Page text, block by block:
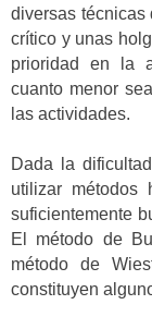
diversas técnicas
crítico y unas
prioridad en la
cuanto menor
las actividades.
Dada la
utilizar métodos
suficientemente
El método de
método de
constituyen